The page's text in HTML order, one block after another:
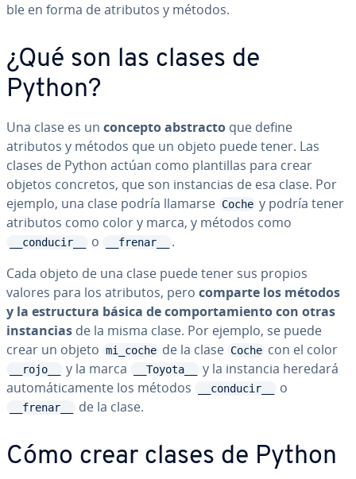
ble en forma de atributos y métodos.
¿Qué son las clases de
Python?
Una clase es un concepto abstracto que define
atributos y métodos que un objeto puede tener. Las
clases de Python actúan como pla­n­ti­llas para crear
objetos concretos, que son in­s­ta­n­cias de esa clase. Por
ejemplo, una clase podría llamarse Coche y podría tener
atributos como color y marca, y métodos como
__conducir__ o __frenar__
.
Cada objeto de una clase puede tener sus propios
valores para los atributos, pero comparte los métodos
y la es­tru­c­tu­ra básica de co­m­po­r­ta­mie­n­to con otras
in­s­ta­n­cias de la misma clase. Por ejemplo, se puede
crear un objeto mi_coche de la clase Coche con el color
__rojo__ y la marca __Toyota__
y la instancia heredará
au­to­má­ti­ca­me­n­te los métodos
__conducir__ o
__frenar__ de la clase.
Cómo crear clases de Python